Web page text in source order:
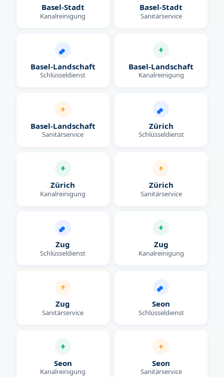
Basel-Stadt
Kanalreinigung
Basel-Stadt
Sanitärservice
Basel-Landschaft
Schlüsseldienst
Basel-Landschaft
Kanalreinigung
Basel-Landschaft
Sanitärservice
Zürich
Schlüsseldienst
Zürich
Kanalreinigung
Zürich
Sanitärservice
Zug
Schlüsseldienst
Zug
Kanalreinigung
Zug
Sanitärservice
Seon
Schlüsseldienst
Seon
Kanalreinigung
Seon
Sanitärservice